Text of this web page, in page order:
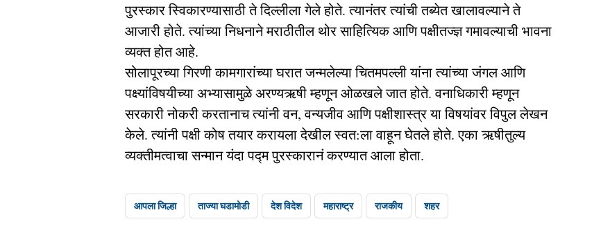
पुरस्कार स्विकारण्यासाठी ते दिल्लीला गेले होते. त्यानंतर त्यांची तब्येत खालावल्याने ते
आजारी होते. त्यांच्या निधनाने मराठीतील थोर साहित्यिक आणि पक्षीतज्ज्ञ गमावल्याची भावना
व्यक्त होत आहे.
सोलापूरच्या गिरणी कामगारांच्या घरात जन्मलेल्या चितमपल्ली यांना त्यांच्या जंगल आणि
पक्ष्यांविषयीच्या अभ्यासामुळे अरण्यऋषी म्हणून ओळखले जात होते. वनाधिकारी म्हणून
सरकारी नोकरी करतानाच त्यांनी वन, वन्यजीव आणि पक्षीशास्त्र या विषयांवर विपुल लेखन
केले. त्यांनी पक्षी कोष तयार करायला देखील स्वत:ला वाहून घेतले होते. एका ऋषीतुल्य
व्यक्तीमत्वाचा सन्मान यंदा पद्म पुरस्कारानं करण्यात आला होता.
आपला जिल्हा ताज्या घडामोडी देश विदेश महाराष्ट्र राजकीय शहर